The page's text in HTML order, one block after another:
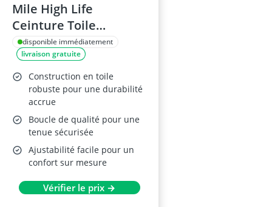
Mile High Life
Ceinture Toile
Ajustable Homme
disponible immédiatement
livraison gratuite
Construction en toile
robuste pour une durabilité
accrue
Boucle de qualité pour une
tenue sécurisée
Ajustabilité facile pour un
confort sur mesure
Vérifier le prix →